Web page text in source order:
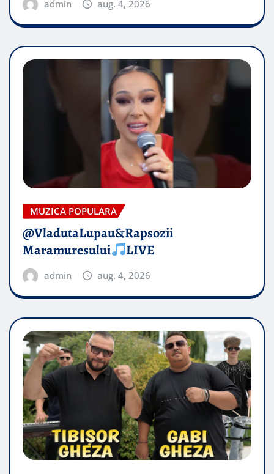
admin aug. 4, 2026
MUZICA POPULARA
@VladutaLupau&Rapsozii
Maramuresului
LIVE
admin aug. 4, 2026